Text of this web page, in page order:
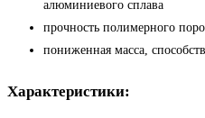
алюминиевого сплава
прочность полимерного
пониженная масса,
Характеристики: